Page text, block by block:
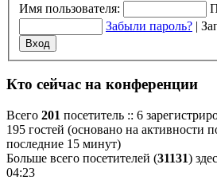
Имя пользователя:
Забыли пароль? |
Кто сейчас на конференции
Всего 201 посетитель :: 6
195 гостей (основано на активности
последние 15 минут)
Больше всего посетителей (31131)
04:23